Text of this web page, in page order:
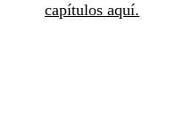
capítulos aquí.